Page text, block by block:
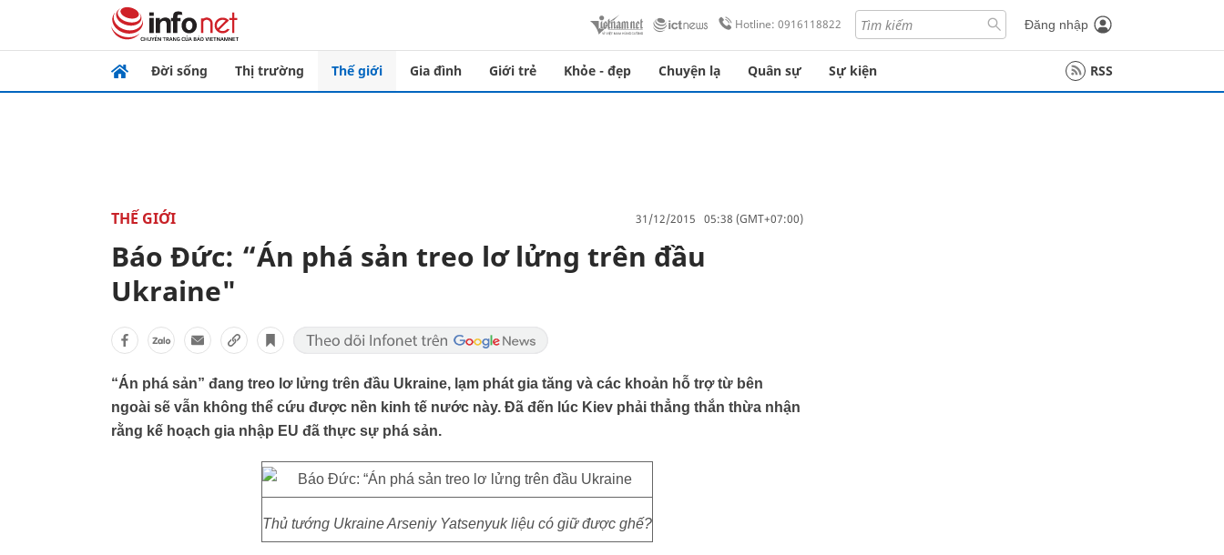
Hotline: 0916118822 Đăng nhập
Đời sống Thị trường Thế giới Gia đình Giới trẻ Khỏe - đẹp Chuyện lạ Quân sự Sự kiện RSS
THẾ GIỚI 31/12/2015 05:38 (GMT+07:00)
Báo Đức: “Án phá sản treo lơ lửng trên đầu
Ukraine"
“Án phá sản” đang treo lơ lửng trên đầu Ukraine, lạm phát gia tăng và các khoản hỗ trợ từ bên
ngoài sẽ vẫn không thể cứu được nền kinh tế nước này. Đã đến lúc Kiev phải thẳng thắn thừa nhận
rằng kế hoạch gia nhập EU đã thực sự phá sản.
Thủ tướng Ukraine Arseniy Yatsenyuk liệu có giữ được ghế?